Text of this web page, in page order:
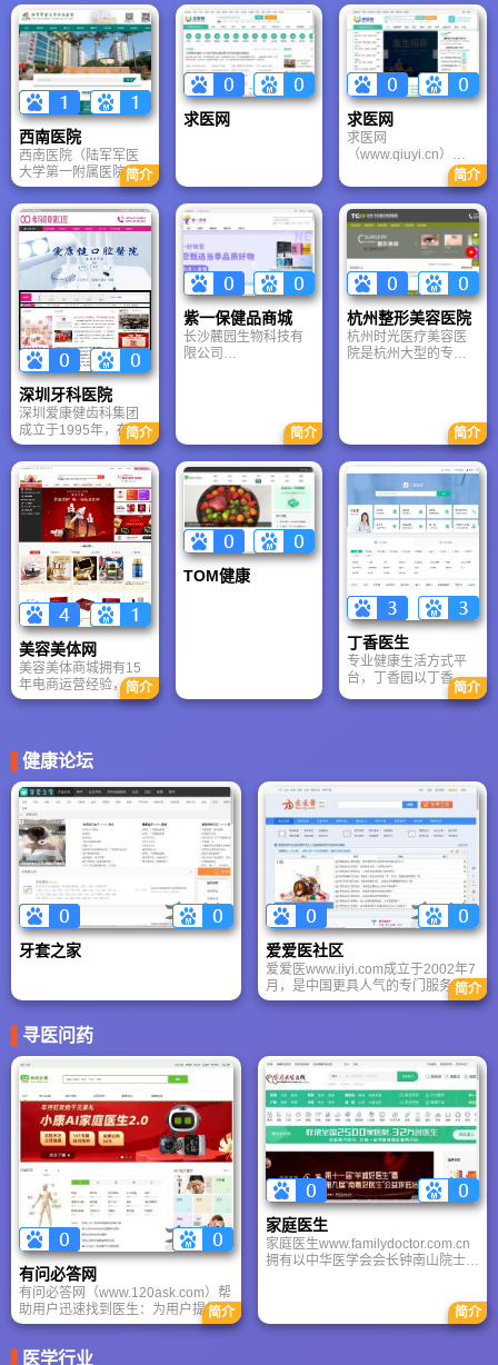
务。
m.cn是由《中国家庭
医生》杂志社、中山
大学广州中大控股有
限公司等投资设立，
专门从事互联网健康
信息服务和数字出版
业务的企业，是一家
以现代服务业为引
领、应用当代信息技
术的更新成果、紧握
受众媒介消费脉搏的
新媒体，在“家庭医生”
的品牌下，开展互联
网、健康信息增值服
务、健康管理服务三
个领域的经营业务。
家庭医生在线网站，
原名家庭医生医疗保
健网，创办于1998
年，是全国更具品牌
价值的健康网站之
一。
业的健康信息和医疗
信息服务，包括各种
疾病专题、健康保健
信息，设男科、妇
科、减肥、整形美
容、不孕不育、无痛
人流、皮肤病、甲
亢、植发、精神科等
Women & Children
Hospital)建院于2009
年，由博爱集团历时5
年投入4亿巨资打造，
是目前国内更大的妇
女儿童主题医院。深
圳远东妇儿科医院??
全程导入国际JCI认证
管理标准，以私家健
康管理会员制为服务
模式，致力于为客户
提供高品质医疗安全
保障服务。
西南医院
西南医院（陆军军医
大学第一附属医院）
位于重庆沙坪坝，是
集医疗、教学、科研
于一体的现代化三级
甲等医院。医院烧伤
科全国排名第一，拥
有达芬奇机器人等顶
尖设备，提供专家挂
号预约、疑难重症诊
疗及军事医学救援服
务。作为国家临床重
点专科建设单位，西
南医院致力于为患者
提供国际领先的精准
医疗方案。
简介
求医网 求医网
求医网
（www.qiuyi.cn）创
立于2000年，是北京
时代网创科技发展有
限公司核心平台之
一，我们力求打造中
国更专业的医疗网
站。求医网正在努力
为患者提供方便、快
捷和专业的在线资讯
服务，同时建立海量
信息库为患者提供更
全面的医疗信息资
讯。帮助更多的患者
简介
深圳牙科医院
深圳爱康健齿科集团
成立于1995年，在罗
湖、福田、南山、龙
华设有多家门诊部。
汇聚北大华西专家，
提供牙齿种植、矫
正、美白及修复等专
业服务。作为华为、
腾讯、比亚迪等企业
合作伙伴，爱康健倡
导一站式诊疗与网上
预约，致力于为深港
市民提供高品质口腔
健康解决方案。
简介
紫一保健品商城
长沙麓园生物科技有
限公司
国家高新技术产业园
区，是一家专业从事
植物提取物、保健食
品、药食同源食品、
艾草保健用品研究、
开发、生产、销售的
高新技术企业。
简介
杭州整形美容医院
杭州时光医疗美容医
院是杭州大型的专业
简介
美容美体网
美容美体商城拥有15
年电商运营经验，是
中国领先的中高端美
900+国际优质品牌，
上万种正品商品，服
务数十万高端用户。
独创“专业团队+在线
交易”模式，获新浪、
搜狐等媒体权威报
道，致力打造跨境电
商高端领域NO.1。
简介
TOM健康
丁香医生
专业健康生活方式平
台，丁香园以丁香医
生品牌面向大众开展
健康科普与医疗服
生”的，而丁香医生是
服务“普通大众”的。
简介
健康论坛
牙套之家 爱爱医社区
爱爱医www.iiyi.com成立于2002年7
月，是中国更具人气的专门服务于医
务人员的医学专业网站。爱爱医网站
月新增会员3.6万，页面浏览总量超
过25亿次，更高日同时在线26000
人。
简介
寻医问药
有问必答网
有问必答网（www.120ask.com）帮
助用户迅速找到医生：为用户提供更
全面，更及时，更优惠，更准确的健
专业水平和收益：整合闲置医疗资源
简介
家庭医生
家庭医生www.familydoctor.com.cn
拥有以中华医学会会长钟南山院士，
士和邓铁涛国医大师等为首，家庭医
生在线网站贴近网民需求，突出服务
简介
医学行业